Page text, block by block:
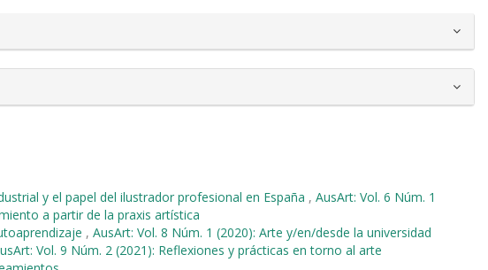
y el papel del ilustrador profesional en España , AusArt: Vol. 6 Núm. 1
a partir de la praxis artística
, AusArt: Vol. 8 Núm. 1 (2020): Arte y/en/desde la universidad
Vol. 9 Núm. 2 (2021): Reflexiones y prácticas en torno al arte